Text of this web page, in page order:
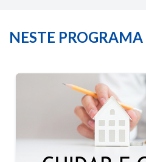
NESTE PROGRAMA